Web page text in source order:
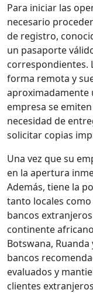
Para iniciar las
necesario
de registro,
un pasaporte
correspondientes.
forma remota y
aproximadamente
empresa se
necesidad de
solicitar copias
Una vez que su
en la apertura
Además, tiene la
tanto locales
bancos
continente
Botswana,
bancos
evaluados y
clientes